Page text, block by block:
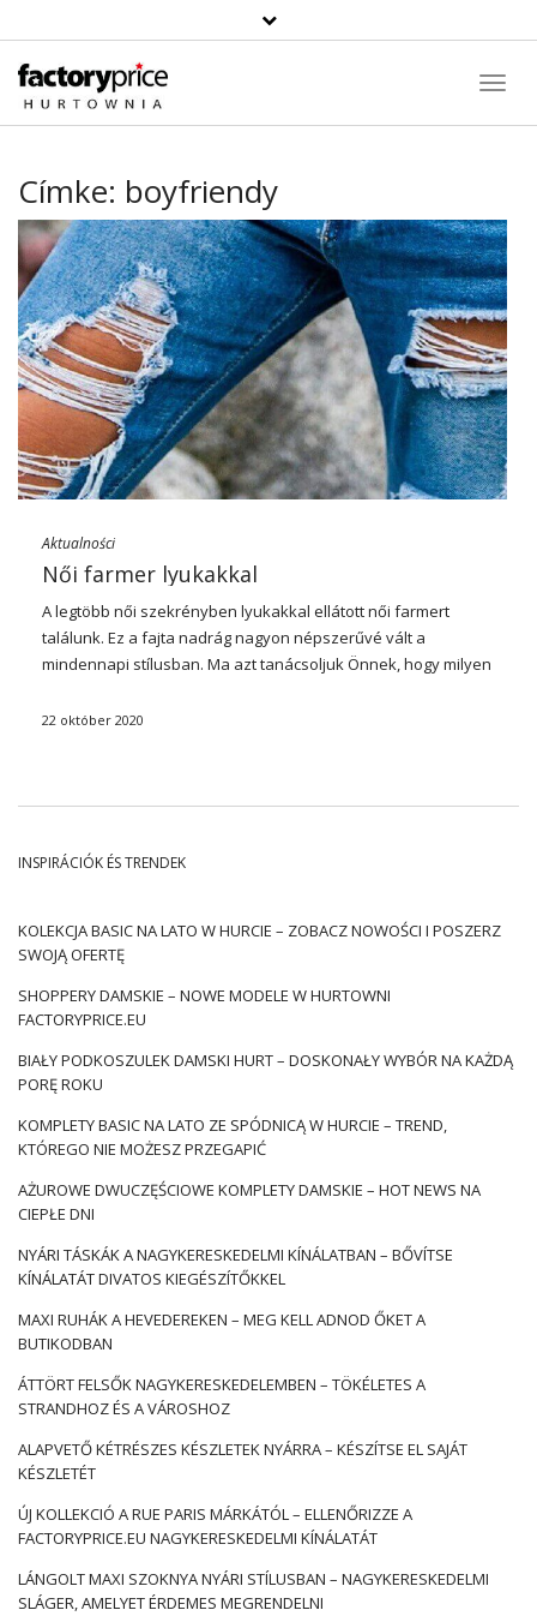
Címke: boyfriendy
Aktualności
Női farmer lyukakkal
A legtöbb női szekrényben lyukakkal ellátott női farmert
találunk. Ez a fajta nadrág nagyon népszerűvé vált a
mindennapi stílusban. Ma azt tanácsoljuk Önnek, hogy milyen
farmer nadrág.
Farmer nadrág lyukakkal díszített szerezhet lázadó jellegű,
rock stílusához, de más készletekben is működnek. Szinte
fog működni a mindennapi készletek különböző alkalmakkor.
Érdemes őket kávézni egy barátjával, séta, randevú, pártok
vagy családi összejövetelek. Csináld
új trend? Nem, az ilyen nadrágmodelleket az 1960-as években
kezdték viselni. Kezdetben a lyukakkal ellátott nadrágok
egyenes vagy kúpos vágással (csövekkel) rendelkeztek, és
főleg fiatalok viselték, ma az ilyen díszített modellek
emberek rakják őket rájuk. Érdekes módon ez a tendencia
divatos mind a női, mind a férfi divatban. A lyukon kívül a
nadrág általában kopással és néha kopással is rendelkezik
(mind a lyukakon, mind a …
22 október 2020
INSPIRÁCIÓK ÉS TRENDEK
KOLEKCJA BASIC NA LATO W HURCIE – ZOBACZ NOWOŚCI I POSZERZ
SWOJĄ OFERTĘ
SHOPPERY DAMSKIE – NOWE MODELE W HURTOWNI
FACTORYPRICE.EU
BIAŁY PODKOSZULEK DAMSKI HURT – DOSKONAŁY WYBÓR NA KAŻDĄ
PORĘ ROKU
KOMPLETY BASIC NA LATO ZE SPÓDNICĄ W HURCIE – TREND,
KTÓREGO NIE MOŻESZ PRZEGAPIĆ
AŻUROWE DWUCZĘŚCIOWE KOMPLETY DAMSKIE – HOT NEWS NA
CIEPŁE DNI
NYÁRI TÁSKÁK A NAGYKERESKEDELMI KÍNÁLATBAN – BŐVÍTSE
KÍNÁLATÁT DIVATOS KIEGÉSZÍTŐKKEL
MAXI RUHÁK A HEVEDEREKEN – MEG KELL ADNOD ŐKET A
BUTIKODBAN
ÁTTÖRT FELSŐK NAGYKERESKEDELEMBEN – TÖKÉLETES A
STRANDHOZ ÉS A VÁROSHOZ
ALAPVETŐ KÉTRÉSZES KÉSZLETEK NYÁRRA – KÉSZÍTSE EL SAJÁT
KÉSZLETÉT
ÚJ KOLLEKCIÓ A RUE PARIS MÁRKÁTÓL – ELLENŐRIZZE A
FACTORYPRICE.EU NAGYKERESKEDELMI KÍNÁLATÁT
LÁNGOLT MAXI SZOKNYA NYÁRI STÍLUSBAN – NAGYKERESKEDELMI
SLÁGER, AMELYET ÉRDEMES MEGRENDELNI